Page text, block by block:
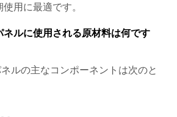
用に最適です。
ルに使用される原材料は何です
ルの主なコンポーネントは次のと